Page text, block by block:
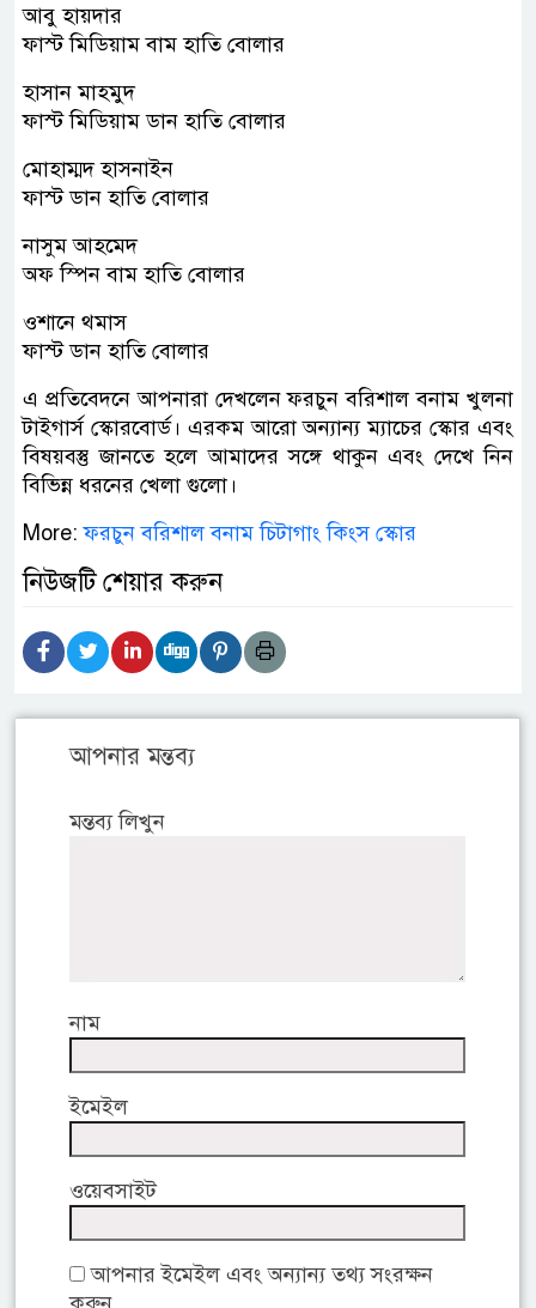
আবু হায়দার
ফাস্ট মিডিয়াম বাম হাতি বোলার
হাসান মাহমুদ
ফাস্ট মিডিয়াম ডান হাতি বোলার
মোহাম্মদ হাসনাইন
ফাস্ট ডান হাতি বোলার
নাসুম আহমেদ
অফ স্পিন বাম হাতি বোলার
ওশানে থমাস
ফাস্ট ডান হাতি বোলার
এ প্রতিবেদনে আপনারা দেখলেন ফরচুন বরিশাল বনাম খুলনা
টাইগার্স স্কোরবোর্ড। এরকম আরো অন্যান্য ম্যাচের স্কোর এবং
বিষয়বস্তু জানতে হলে আমাদের সঙ্গে থাকুন এবং দেখে নিন
বিভিন্ন ধরনের খেলা গুলো।
More:ফরচুন বরিশাল বনাম চিটাগাং কিংস স্কোর
নিউজটি শেয়ার করুন
আপনার মন্তব্য
মন্তব্য লিখুন
নাম
ইমেইল
ওয়েবসাইট
আপনার ইমেইল এবং অন্যান্য তথ্য সংরক্ষন